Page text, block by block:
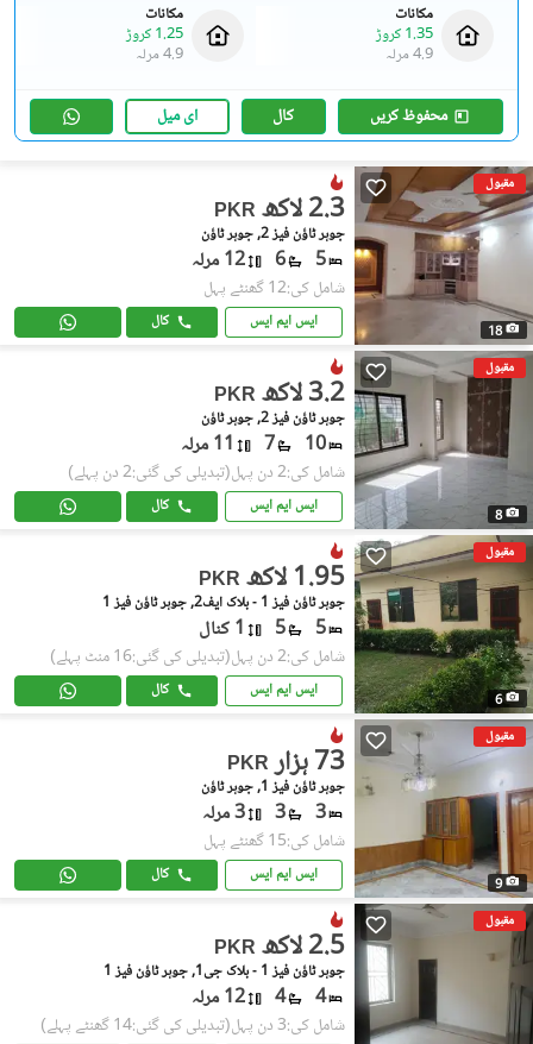
مکانات
1.35 کروڑ
4.9 مرلہ
مکانات
1.25 کروڑ
4.9 مرلہ
محفوظ کریں کال ای میل
مقبول
18
PKR 2.3 لاکھ
جوہر ٹاؤن فیز 2, جوہر ٹاؤن
5
6 12 مرلہ
شامل کی:12 گھنٹے پہل
ایس ایم ایس کال
مقبول
8
PKR 3.2 لاکھ
جوہر ٹاؤن فیز 2, جوہر ٹاؤن
10
7 11 مرلہ
شامل کی:2 دن پہل (تبدیلی کی گئی:2 دن پہلے)
ایس ایم ایس کال
مقبول
6
PKR 1.95 لاکھ
جوہر ٹاؤن فیز 1 - بلاک ایف2, جوہر ٹاؤن فیز 1
5
5 1 کنال
شامل کی:2 دن پہل (تبدیلی کی گئی:16 منٹ پہلے)
ایس ایم ایس کال
مقبول
9
PKR 73 ہزار
جوہر ٹاؤن فیز 1, جوہر ٹاؤن
3
3 3 مرلہ
شامل کی:15 گھنٹے پہل
ایس ایم ایس کال
مقبول
PKR 2.5 لاکھ
جوہر ٹاؤن فیز 1 - بلاک جی1, جوہر ٹاؤن فیز 1
4
4 12 مرلہ
شامل کی:3 دن پہل (تبدیلی کی گئی:14 گھنٹے پہلے)